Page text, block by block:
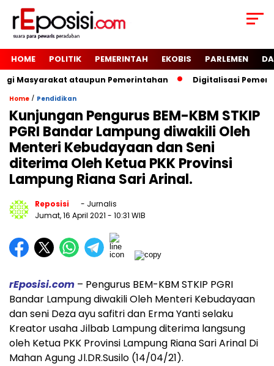
HOME POLITIK PEMERINTAH EKOBIS PARLEMEN
Masyarakat ataupun Pemerintahan Digitalisasi
Home / Pendidikan
Kunjungan Pengurus BEM-KBM STKIP
PGRI Bandar Lampung diwakili Oleh
Menteri Kebudayaan dan Seni
diterima Oleh Ketua PKK Provinsi
Lampung Riana Sari Arinal.
Reposisi
- Jurnalis
Jumat, 16 April 2021 - 10:31 WIB
rEposisi.com – Pengurus BEM-KBM STKIP PGRI
Bandar Lampung diwakili Oleh Menteri Kebudayaan
dan seni Deza ayu safitri dan Erma Yanti selaku
Kreator usaha Jilbab Lampung diterima langsung
oleh Ketua PKK Provinsi Lampung Riana Sari Arinal Di
Mahan Agung Jl.DR.Susilo (14/04/21).